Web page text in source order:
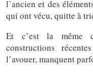
l’ancien et des
qui ont vécu, quitte à
Et c’est la même
constructions
l’avouer, manquent